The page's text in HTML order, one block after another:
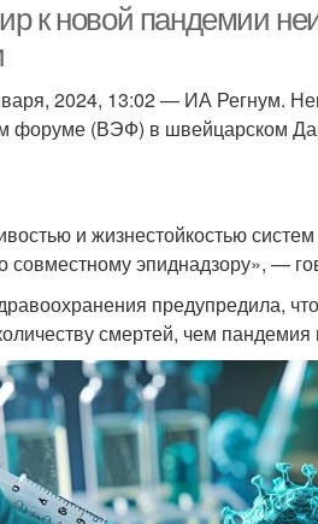
к новой пандемии
2024, 13:02 — ИА Регнум.
форуме (ВЭФ) в швейцарском
и жизнестойкостью
совместному эпиднадзору», —
предупредила,
смертей, чем пандемия